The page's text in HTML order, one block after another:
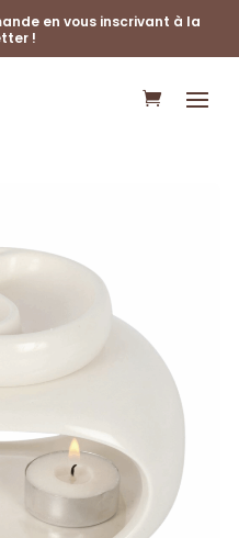
en vous inscrivant à la
!